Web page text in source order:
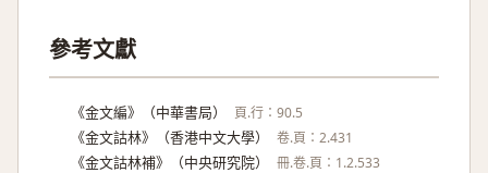
參考文獻
《金文編》（中華書局） 頁.行：90.5
《金文詁林》（香港中文大學） 卷.頁：2.431
《金文詁林補》（中央研究院） 冊.卷.頁：1.2.533